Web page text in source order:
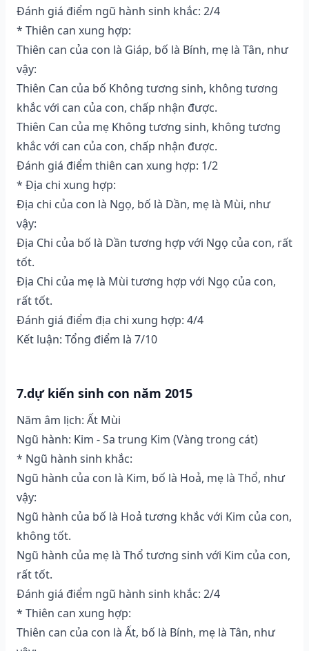
Đánh giá điểm ngũ hành sinh khắc: 2/4
* Thiên can xung hợp:
Thiên can của con là Giáp, bố là Bính, mẹ là Tân, như
vậy:
Thiên Can của bố Không tương sinh, không tương
khắc với can của con, chấp nhận được.
Thiên Can của mẹ Không tương sinh, không tương
khắc với can của con, chấp nhận được.
Đánh giá điểm thiên can xung hợp: 1/2
* Địa chi xung hợp:
Địa chi của con là Ngọ, bố là Dần, mẹ là Mùi, như
vậy:
Địa Chi của bố là Dần tương hợp với Ngọ của con, rất
tốt.
Địa Chi của mẹ là Mùi tương hợp với Ngọ của con,
rất tốt.
Đánh giá điểm địa chi xung hợp: 4/4
Kết luận: Tổng điểm là 7/10
7.dự kiến sinh con năm 2015
Năm âm lịch: Ất Mùi
Ngũ hành: Kim - Sa trung Kim (Vàng trong cát)
* Ngũ hành sinh khắc:
Ngũ hành của con là Kim, bố là Hoả, mẹ là Thổ, như
vậy:
Ngũ hành của bố là Hoả tương khắc với Kim của con,
không tốt.
Ngũ hành của mẹ là Thổ tương sinh với Kim của con,
rất tốt.
Đánh giá điểm ngũ hành sinh khắc: 2/4
* Thiên can xung hợp:
Thiên can của con là Ất, bố là Bính, mẹ là Tân, như